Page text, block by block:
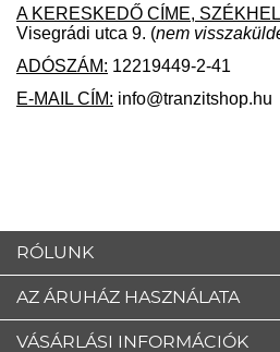
A KERESKEDŐ CÍME,
Visegrádi utca 9. (nem
ADÓSZÁM: 12219449-2-41
E-MAIL CÍM: info@tranzitshop.hu
RÓLUNK
AZ ÁRUHÁZ HASZNÁLATA
VÁSÁRLÁSI INFORMÁCIÓK